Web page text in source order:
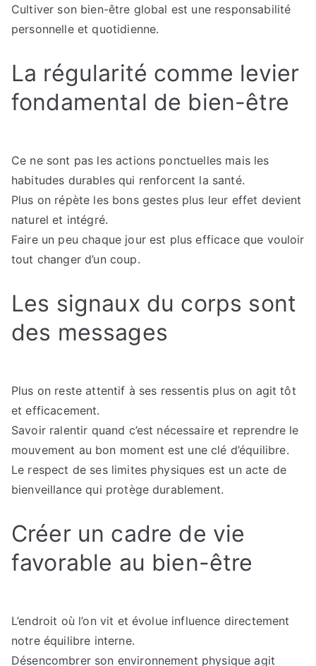
Cultiver son bien-être global est une responsabilité
personnelle et quotidienne.
La régularité comme levier
fondamental de bien-être
Ce ne sont pas les actions ponctuelles mais les
habitudes durables qui renforcent la santé.
Plus on répète les bons gestes plus leur effet devient
naturel et intégré.
Faire un peu chaque jour est plus efficace que vouloir
tout changer d’un coup.
Les signaux du corps sont
des messages
Plus on reste attentif à ses ressentis plus on agit tôt
et efficacement.
Savoir ralentir quand c’est nécessaire et reprendre le
mouvement au bon moment est une clé d’équilibre.
Le respect de ses limites physiques est un acte de
bienveillance qui protège durablement.
Créer un cadre de vie
favorable au bien-être
L’endroit où l’on vit et évolue influence directement
notre équilibre interne.
Désencombrer son environnement physique agit